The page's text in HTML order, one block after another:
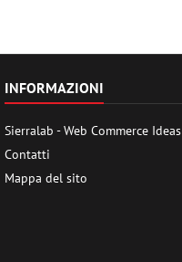
INFORMAZIONI
Sierralab - Web Commerce Ideas
Contatti
Mappa del sito